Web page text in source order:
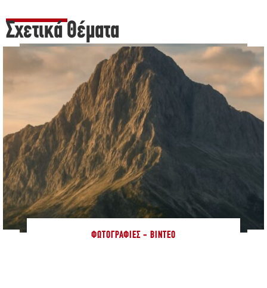
Σχετικά Θέματα
ΦΩΤΟΓΡΑΦΊΕΣ - ΒΊΝΤΕΟ